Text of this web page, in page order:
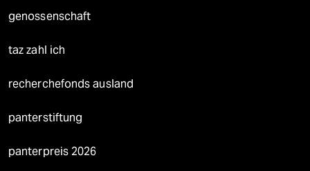
genossenschaft
taz zahl ich
recherchefonds ausland
panterstiftung
panterpreis 2026